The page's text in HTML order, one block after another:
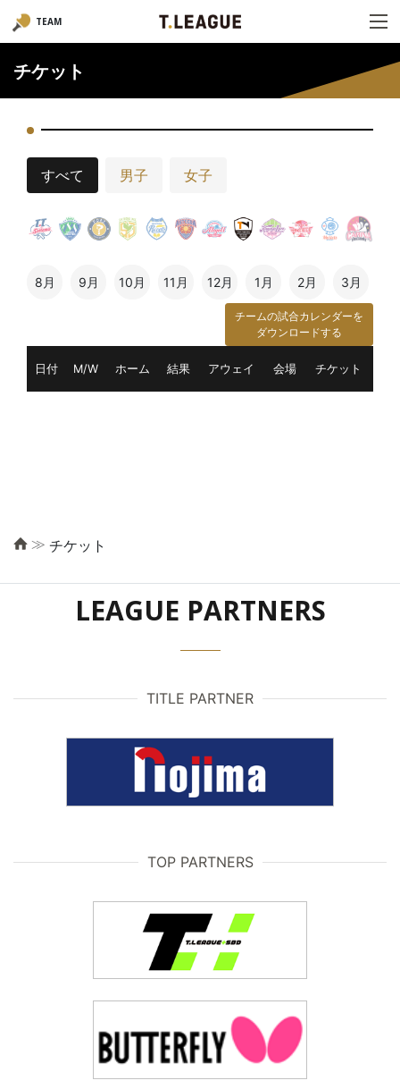
TEAM
チケット
すべて 男子 女子
8月 9月 10月 11月 12月 1月 2月 3月
チームの試合カレンダーを
ダウンロードする
日付 M/W ホーム 結果 アウェイ 会場 チケット
≫ チケット
LEAGUE PARTNERS
TITLE PARTNER
TOP PARTNERS